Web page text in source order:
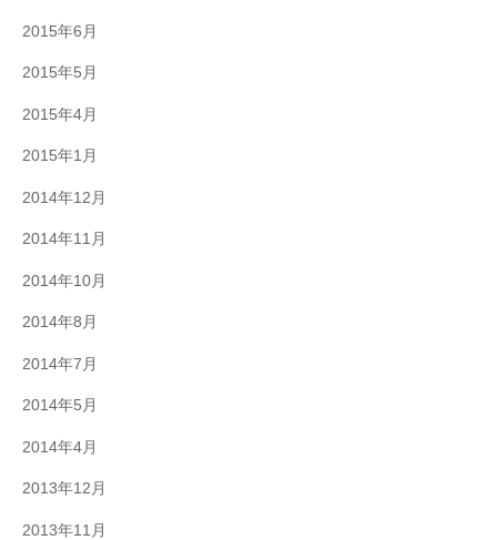
2015年6月
2015年5月
2015年4月
2015年1月
2014年12月
2014年11月
2014年10月
2014年8月
2014年7月
2014年5月
2014年4月
2013年12月
2013年11月